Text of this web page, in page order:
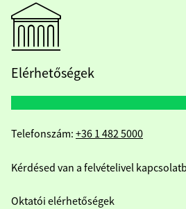
Elérhetőségek
Telefonszám: +36 1 482 5000
Kérdésed van a felvételivel
Oktatói elérhetőségek